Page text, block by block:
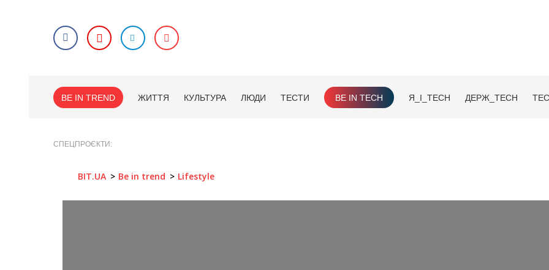
BE IN TREND ЖИТТЯ КУЛЬТУРА ЛЮДИ ТЕСТИ BE IN TECH Я_І_TECH ДЕРЖ_TECH
СПЕЦПРОЄКТИ
BIT.UA Be in trend Lifestyle